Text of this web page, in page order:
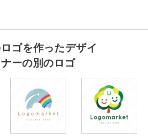
ゴを作ったデザイ
ナーの別のロゴ